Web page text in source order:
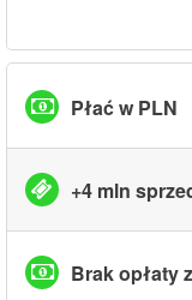
Płać w PLN
+4 mln
Brak opłaty